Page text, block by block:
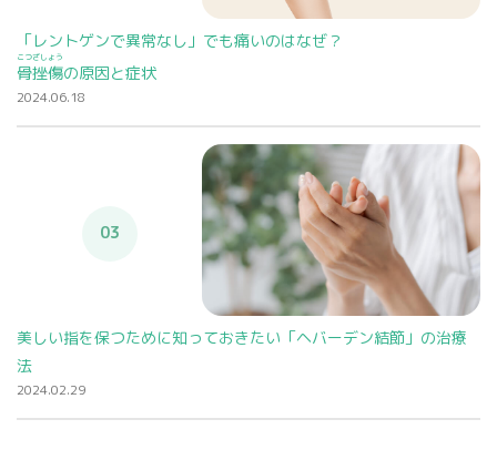
「レントゲンで異常なし」でも痛いのはなぜ？
骨挫傷
こつざしょう
の原因と症状
2024.06.18
03
美しい指を保つために知っておきたい「ヘバーデン結節」の治療
法
2024.02.29